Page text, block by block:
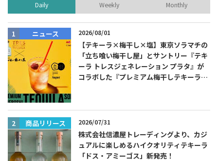
Daily Weekly Monthly
ニュース 2026/08/01
【テキーラ×梅干し×塩】東京ソラマチの
「立ち喰い梅干し屋」とサントリー『テキ
ーラ トレスジェネレーション プラタ』が
コラボした『プレミアム梅干しテキーラソ
商品リリース 2026/07/31
株式会社信濃屋トレーディングより、カジ
ュアルに楽しめるハイクオリティテキーラ
「ドス・アミーゴス」新発売！